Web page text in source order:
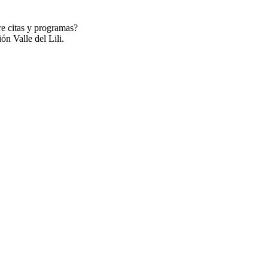
citas y programas?
Valle del Lili.